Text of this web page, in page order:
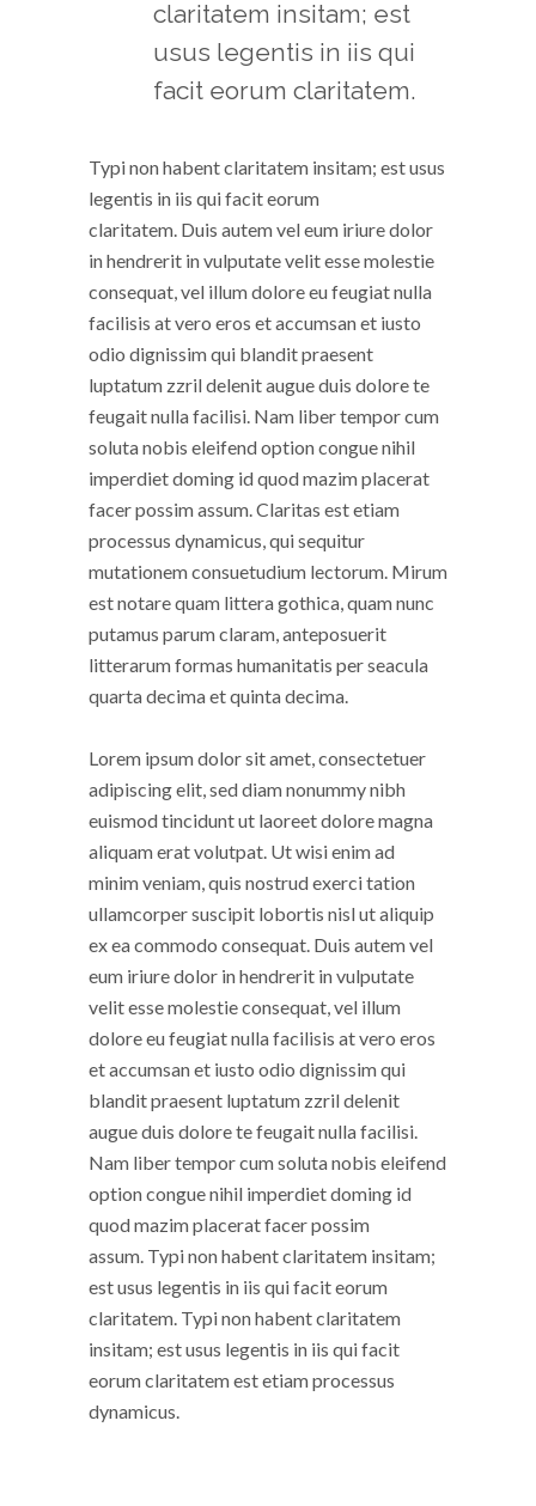
claritatem insitam; est
usus legentis in iis qui
facit eorum claritatem.
Typi non habent claritatem insitam; est usus
legentis in iis qui facit eorum
claritatem. Duis autem vel eum iriure dolor
in hendrerit in vulputate velit esse molestie
consequat, vel illum dolore eu feugiat nulla
facilisis at vero eros et accumsan et iusto
odio dignissim qui blandit praesent
luptatum zzril delenit augue duis dolore te
feugait nulla facilisi. Nam liber tempor cum
soluta nobis eleifend option congue nihil
imperdiet doming id quod mazim placerat
facer possim assum. Claritas est etiam
processus dynamicus, qui sequitur
mutationem consuetudium lectorum. Mirum
est notare quam littera gothica, quam nunc
putamus parum claram, anteposuerit
litterarum formas humanitatis per seacula
quarta decima et quinta decima.
Lorem ipsum dolor sit amet, consectetuer
adipiscing elit, sed diam nonummy nibh
euismod tincidunt ut laoreet dolore magna
aliquam erat volutpat. Ut wisi enim ad
minim veniam, quis nostrud exerci tation
ullamcorper suscipit lobortis nisl ut aliquip
ex ea commodo consequat. Duis autem vel
eum iriure dolor in hendrerit in vulputate
velit esse molestie consequat, vel illum
dolore eu feugiat nulla facilisis at vero eros
et accumsan et iusto odio dignissim qui
blandit praesent luptatum zzril delenit
augue duis dolore te feugait nulla facilisi.
Nam liber tempor cum soluta nobis eleifend
option congue nihil imperdiet doming id
quod mazim placerat facer possim
assum. Typi non habent claritatem insitam;
est usus legentis in iis qui facit eorum
claritatem. Typi non habent claritatem
insitam; est usus legentis in iis qui facit
eorum claritatem est etiam processus
dynamicus.